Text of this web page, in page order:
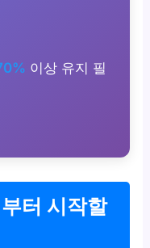
이상 유지 필
터 시작할